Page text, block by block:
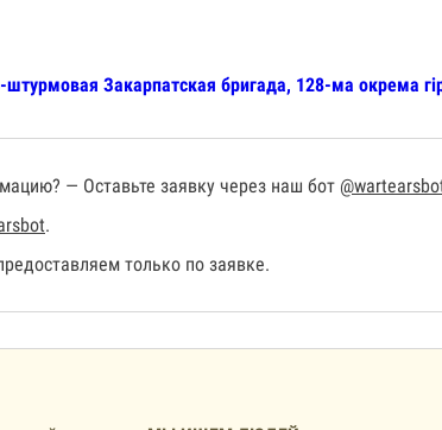
Закарпатская бригада, 128-ма окрема
— Оставьте заявку через наш бот
.
только по заявке.